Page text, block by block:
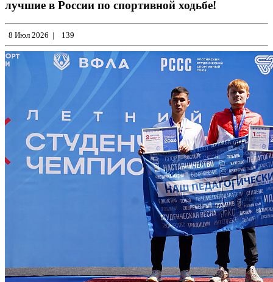
лучшие в России по спортивной ходьбе!
8 Июл 2026 | 139